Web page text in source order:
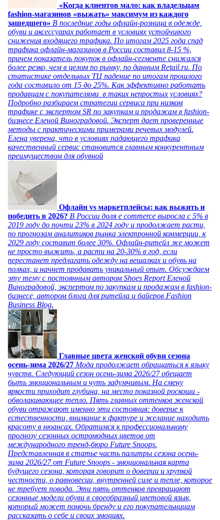
«Когда клиентов мало: как владельцам
fashion-магазинов «выжать» максимум из каждого
зашедшего» В последние годы офлайн-розница в одежде,
обуви и аксессуарах работает в условиях устойчивого
снижения входящего трафика. По итогам 2025 года спад
трафика офлайн-магазинов в России составил 8-15 %,
причем показатель покупок в офлайн-сегменте снижался
более резко, чем в целом по рынку, по данным Retail.ru. По
статистике отдельных ТЦ падение по итогам прошлого
года составило от 15 до 25%. Как эффективно работать
продавцам с покупателями в таких непростых условиях?
Подробно разбираем стратегии сервиса при низком
трафике с экспертом SR по закупкам и продажам в fashion-
бизнесе Еленой Виноградовой. Эксперт дает проверенные
методы с практическими примерами речевых модулей.
Елена уверена, что в условиях падающего трафика
качественный сервис становится главным конкурентным
преимуществом для обувной
Офлайн vs маркетплейсы: как выжить и
победить в 2026? В России доля e commerce выросла с 5% в
2019 году до почти 23% в 2024 году и продолжает расти,
по прогнозам аналитиков рынка электронной коммерции, к
2029 году составит более 30%. Офлайн-ритейл же может
не просто выжить, а расти на 20-30% в год, если
перестанет предлагать одежду на вешалках и обувь на
полках, и начнет продавать уникальный опыт. Обсуждаем
эту тему с постоянным автором Shoes Report Еленой
Виноградовой, экспертом по закупкам и продажам в fashion-
бизнесе, автором блога для ритейла и байеров Fashion
Business Blog.
Главные цвета женской обуви сезона
осень-зима 2026/27 Мода продолжает обращаться к языку
чувств. Следующий сезон осень-зима 2026/27 обещает
быть эмоциональным и чуть задумчивым. На смену
яркости приходит глубина, на место показной роскоши -
обволакивающее тепло. Пять главных оттенков женской
обуви отражают именно эти состояния: доверие к
естественности, внимание к фактуре и желание находить
красоту в нюансах. Обратимся к профессиональному
прогнозу сезонных остромодных цветов от
международного тренд-бюро Future Snoops.
Представленная в статье часть палитры сезона осень-
зима 2026/27 от Future Snoops - эмоциональная карта
будущего сезона, которая говорит о доверии и хрупкой
честности, о равновесии, внутренней силе и тепле, которое
не требует повода. Эти пять оттенков превращают
сезонные модели обуви в своеобразный цветовой язык,
который может помочь бренду и его покупательницам
рассказать о себе и своих эмоциях.